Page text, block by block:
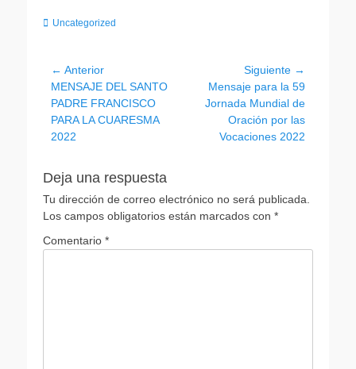
Categorias
Uncategorized
Navegación
de
entradas
← Anterior
Entrada
anterior:
MENSAJE DEL SANTO
PADRE FRANCISCO
PARA LA CUARESMA
2022
Siguiente →
Entrada
siguiente:
Mensaje para la 59
Jornada Mundial de
Oración por las
Vocaciones 2022
Deja una respuesta
Tu dirección de correo electrónico no será publicada.
Los campos obligatorios están marcados con *
Comentario *